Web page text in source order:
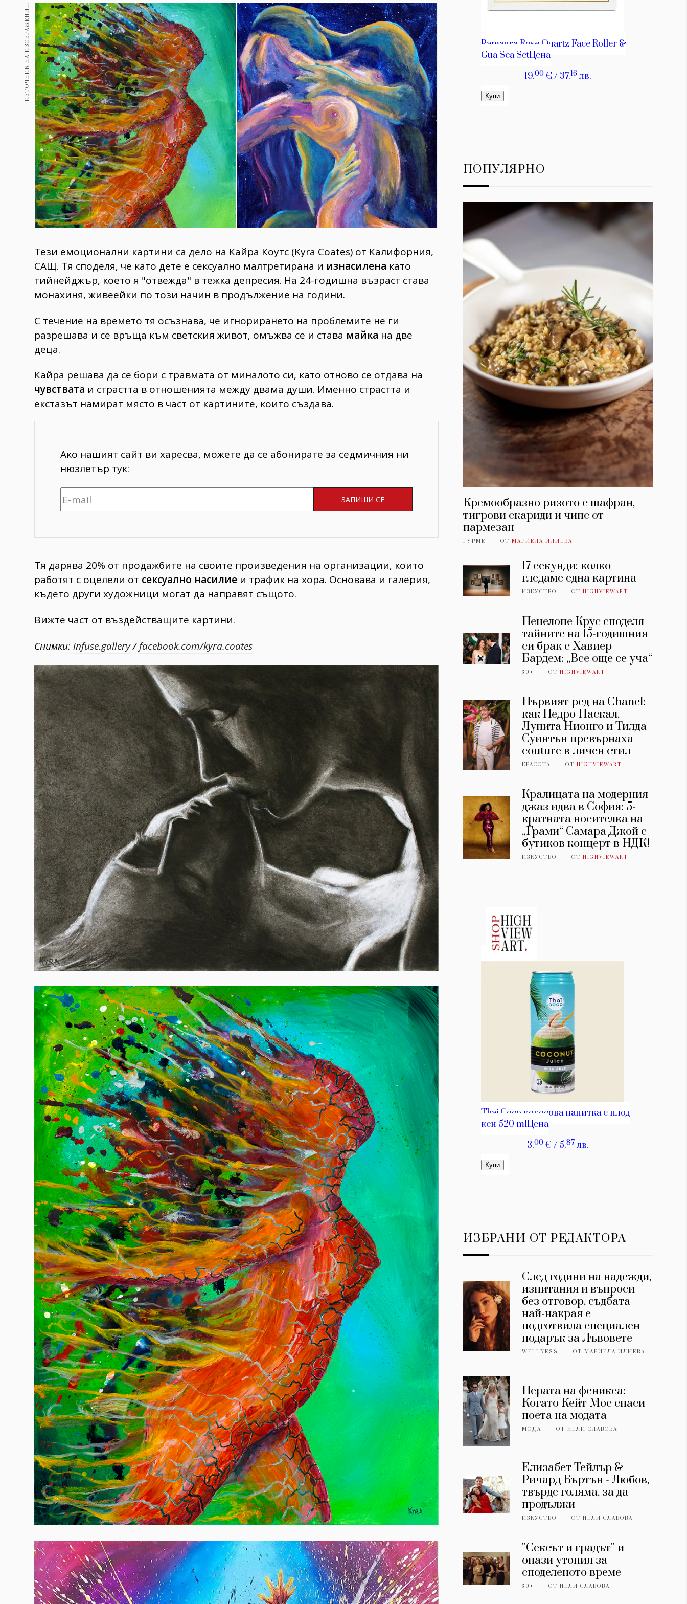
Пътувай 237
Здраве 389
Gentlemen
382
Wellness 1816
ПОСЛЕДВАЙТЕ
НИ
ИЗТОЧНИК НА ИЗОБРАЖЕНИЕ:
Тези емоционални картини са дело на Кайра Коутс (Kyra Coates) от Калифорния,
САЩ. Тя споделя, че като дете е сексуално малтретирана и изнасилена като
тийнейджър, което я "отвежда" в тежка депресия. На 24-годишна възраст става
монахиня, живеейки по този начин в продължение на години.
С течение на времето тя осъзнава, че игнорирането на проблемите не ги
разрешава и се връща към светския живот, омъжва се и става майка на две
деца.
Кайра решава да се бори с травмата от миналото си, като отново се отдава на
чувствата и страстта в отношенията между двама души. Именно страстта и
екстазът намират място в част от картините, които създава.
Ако нашият сайт ви харесва, можете да се абонирате за седмичния ни
нюзлетър тук:
Тя дарява 20% от продажбите на своите произведения на организации, които
работят с оцелели от сексуално насилие и трафик на хора. Основава и галерия,
където други художници могат да направят същото.
Вижте част от въздействащите картини.
Снимки: infuse.gallery/facebook.com/kyra.coates
ПОПУЛЯРНО
Кремообразно ризото с шафран,
тигрови скариди и чипс от
пармезан
ГУРМЕ ОТ МАРИЕЛА ИЛИЕВА
17 секунди: колко
гледаме една картина
ИЗКУСТВО ОТHIGHVIEWART
Пенелопе Крус споделя
тайните на 15-годишния
си брак с Хавиер
Бардем: „Все още се уча“
30+ ОТHIGHVIEWART
Първият ред на Chanel:
как Педро Паскал,
Лупита Нионго и Тилда
Суинтън превърнаха
couture в личен стил
КРАСОТА ОТHIGHVIEWART
Кралицата на модерния
джаз идва в София: 5-
кратната носителка на
„Грами“ Самара Джой с
бутиков концерт в НДК!
ИЗКУСТВО ОТHIGHVIEWART
ИЗБРАНИ ОТ РЕДАКТОРА
След години на надежди,
изпитания и въпроси
без отговор, съдбата
най-накрая е
подготвила специален
подарък за Лъвовете
WELLNESS ОТМАРИЕЛА ИЛИЕВА
Перата на феникса:
Когато Кейт Мос спаси
поета на модата
МОДА ОТНЕЛИ СЛАВОВА
Елизабет Тейлър &
Ричард Бъртън - Любов,
твърде голяма, за да
продължи
ИЗКУСТВО ОТНЕЛИ СЛАВОВА
''Сексът и градът'' и
онази утопия за
споделеното време
30+ ОТНЕЛИ СЛАВОВА